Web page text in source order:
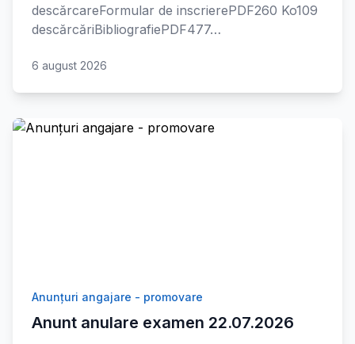
descărcareFormular de inscrierePDF260 Ko109
descărcăriBibliografiePDF477…
6 august 2026
Anunțuri angajare - promovare
Anunt anulare examen 22.07.2026